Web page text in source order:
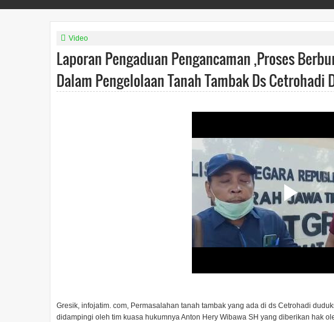
Video
Laporan Pengaduan Pengancaman ,Proses
Dalam Pengelolaan Tanah Tambak Ds Cetrohadi
Gresik, infojatim. com, Permasalahan tanah tambak yang ada di ds Cetrohadi
didampingi oleh tim kuasa hukumnya Anton Hery Wibawa SH yang diberikan hak